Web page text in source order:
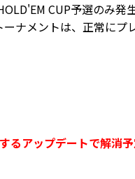
CUP予選のみ発
ーナメントは、正常にプ
るアップデートで解消予